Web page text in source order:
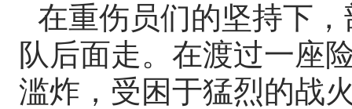
在重伤员们的坚持下
队后面走。在渡过一座
滥炸，受困于猛烈的战